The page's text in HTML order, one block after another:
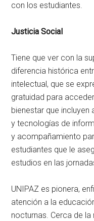
con los estudiantes.
Justicia Social
Tiene que ver con la
diferencia histórica
intelectual, que se
gratuidad para
bienestar que
y tecnologías de
y acompañamiento
estudiantes que le
estudios en las
UNIPAZ es pionera,
atención a la
nocturnas. Cerca de